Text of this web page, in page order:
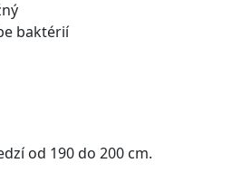
baktérií
od 190 do 200 cm.